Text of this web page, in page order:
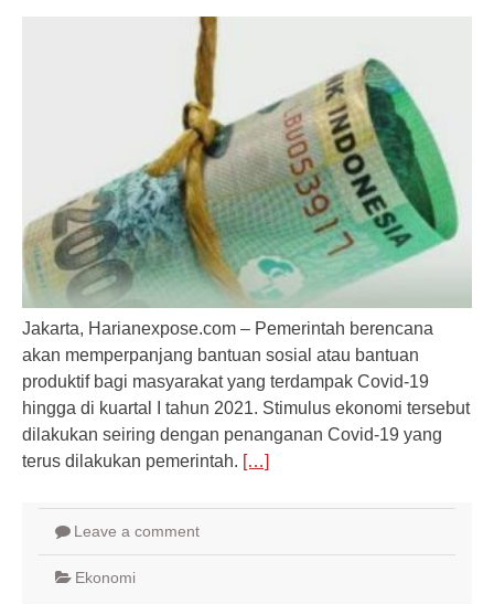
Jakarta, Harianexpose.com – Pemerintah berencana
akan memperpanjang bantuan sosial atau bantuan
produktif bagi masyarakat yang terdampak Covid-19
hingga di kuartal I tahun 2021. Stimulus ekonomi tersebut
dilakukan seiring dengan penanganan Covid-19 yang
terus dilakukan pemerintah. […]
Leave a comment
Ekonomi